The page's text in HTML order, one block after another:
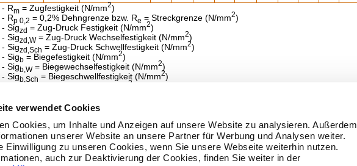
verwendet Cookies
Cookies, um Inhalte und Anzeigen auf unsere Website zu analysieren. Außerdem
unserer Website an unsere Partner für Werbung und Analysen weiter.
Einwilligung zu unseren Cookies, wenn Sie unsere Webseite weiterhin nutzen.
auch zur Deaktivierung der Cookies, finden Sie weiter in der
- Rm = Zugfestigkeit (N/mm2)
- Rp 0,2 = 0,2% Dehngrenze bzw. Re = Streckgrenze (N/mm2)
- Sigzd = Zug-Druck Festigkeit (N/mm2)
- Sigzd,W= Zug-Druck Wechselfestigkeit (N/mm2)
- Sigzd,Sch = Zug-Druck Schwellfestigkeit (N/mm2)
- Sigb = Biegefestigkeit (N/mm2)
- Sigb,W= Biegewechselfestigkeit (N/mm2)
- Sigb,Sch = Biegeschwellfestigkeit (N/mm2)
2
- Taut,Sch= Torsionsschwellfestigkeit (N/mm
- E-Modul = Elastizitaetsmodul (N/mm2)
- G-Modul = Gleitmodul (N/mm )
- pzul= zul. Druckfestigkeit (N/mm 2)
- Lit = Literaturhinweis